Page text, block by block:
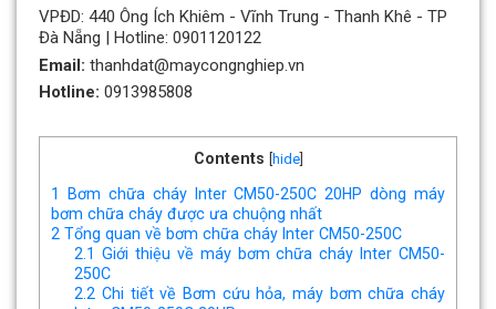
VPĐD: 440 Ông Ích Khiêm - Vĩnh Trung - Thanh Khê - TP
Đà Nẵng | Hotline: 0901120122
Email: thanhdat@maycongnghiep.vn
Hotline: 0913985808
Contents hide]
1
Bơm chữa cháy Inter CM50-250C 20HP dòng máy
bơm chữa cháy được ưa chuộng nhất
2 Tổng quan về bơm chữa cháy Inter CM50-250C
2.1 Giới thiệu về máy bơm chữa cháy Inter CM50-
250C
2.2 Chi tiết về Bơm cứu hỏa, máy bơm chữa cháy